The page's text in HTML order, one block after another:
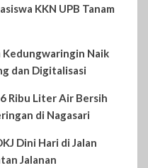
KKN UPB Tanam
Kedungwaringin Naik
dan Digitalisasi
Ribu Liter Air Bersih
di Nagasari
Dini Hari di Jalan
Jalanan